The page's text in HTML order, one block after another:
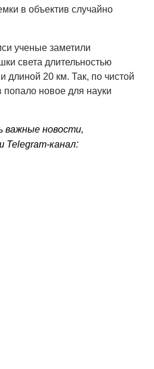
в объектив случайно
ученые заметили
света длительностью
длиной 20 км. Так, по чистой
попало новое для науки
важные новости,
Telegram-канал: